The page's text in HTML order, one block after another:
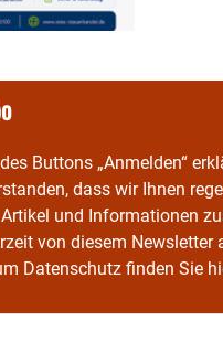
Buttons „Anmelden“
dass wir Ihnen
und Informationen
von diesem Newsletter
Datenschutz finden Sie